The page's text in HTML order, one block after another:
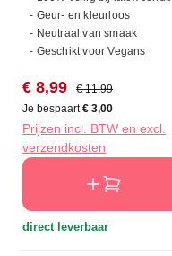
- Geur- en kleurloos
- Neutraal van smaak
- Geschikt voor Vegans
Verkoopprijs:
€ 8,99 Normale prijs:
€ 11,99
Je bespaart€ 3,00
Prijzen incl. BTW en excl.
verzendkosten
direct leverbaar